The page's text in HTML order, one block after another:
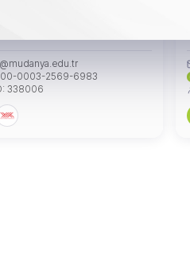
0003-2569-6983
338006